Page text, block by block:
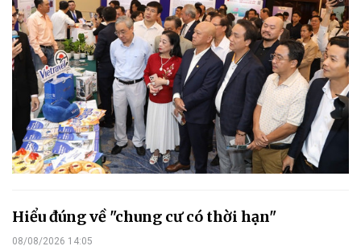
Hiểu đúng về "chung cư có thời hạn"
08/08/2026 14:05